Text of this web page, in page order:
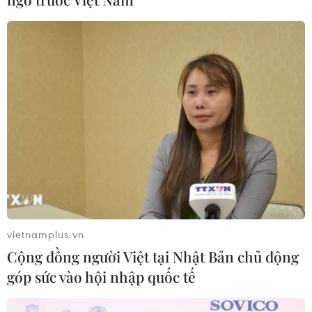
Báo động cận thị học đường khi
nhiều trẻ giảm thị lực từ rất sớm
vietnamplus.vn
Cộng đồng người Việt tại Nhật Bản chủ động
góp sức vào hội nhập quốc tế